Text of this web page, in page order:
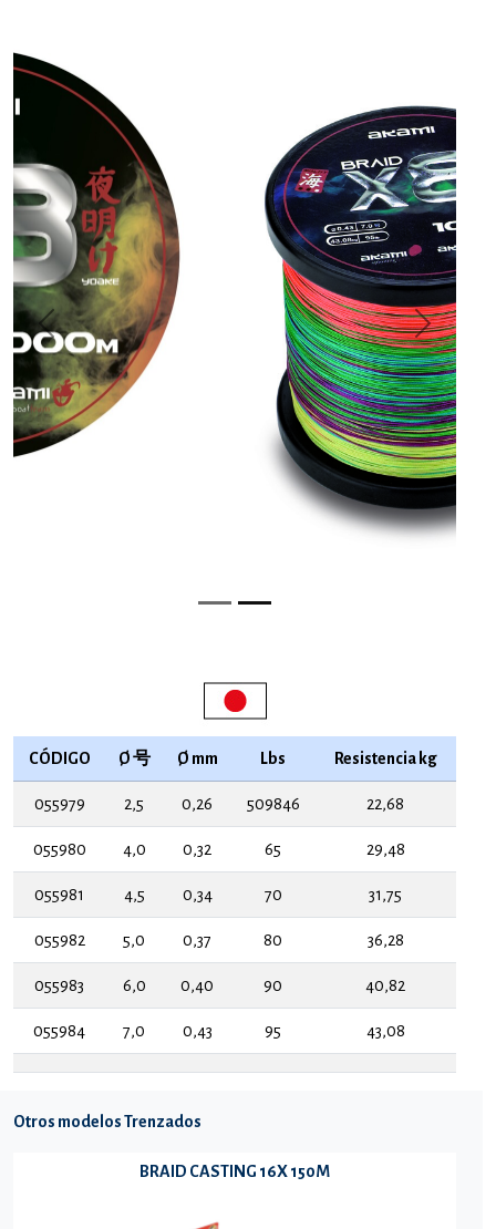
Previous Next
CÓDIGO Ø 号 Ø mm Lbs Resistencia kg
055979 2,5 0,26 509846 22,68
055980 4,0 0,32 65 29,48
055981 4,5 0,34 70 31,75
055982 5,0 0,37 80 36,28
055983 6,0 0,40 90 40,82
055984 7,0 0,43 95 43,08
Otros modelos Trenzados
BRAID CASTING 16X 150M